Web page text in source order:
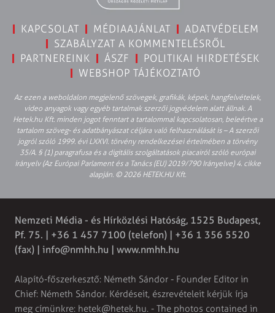
KAPCSOLAT MÉDIAAJÁNLAT
ADATVÉDELEM
SZABÁLYZAT A KOMMENTELÉSRŐL
PARTNEREINK
ÁSZF
POLITIKAI HIRDETÉSEK
WEBSHOP TÁJÉKOZTATÓ
Az ezen a weboldalon megjelenő szövegek, grafikák, képek, hangfelvételek,
video anyagok vagy egyéb tartalmak szerzői jogvédelem alatt állnak. A
Hetek.hu Kft. minden jogot fenntart a tartalommal kapcsolatosan, beleértve a
tartalom szöveg- és adatbányászat céljára való felhasználását is – A szerzői
jogról szóló 1999. évi LXXVI. törvény rendelkezései értelmében a törvény
35/A. § (1) paragrafusa és a digitális szolgáltatások piacairól szóló európai
irányelv (Az Európai Parlament és a Tanács (EU) 2019/790 Irányelve) 4. cikke
alapján. © 2026 HETEK.HU Kft.
Nemzeti Média - és Hírközlési Hatóság, 1525 Budapest,
Pf. 75. | +36 1 457 7100 (telefon) | +36 1 356 5520
(fax) | info@nmhh.hu | www.nmhh.hu
Alapító-főszerkesztő: Németh Sándor - Founder Editor in
Chief: Németh Sándor. Kérdéseit, észrevételeit kérjük írja
meg címünkre: hetek@hetek.hu. - The photos contained in